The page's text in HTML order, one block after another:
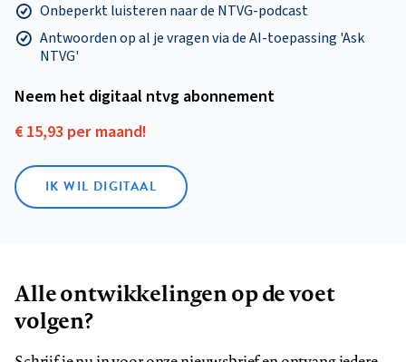
Onbeperkt luisteren naar de NTVG-podcast
Antwoorden op al je vragen via de AI-toepassing 'Ask
NTVG'
Neem het digitaal ntvg abonnement
€ 15,93 per maand!
IK WIL DIGITAAL
Alle ontwikkelingen op de voet
volgen?